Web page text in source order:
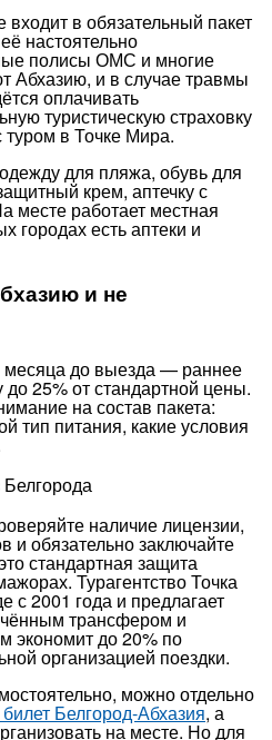
в обязательный пакет
настоятельно
полисы ОМС и многие
и в случае травмы
оплачивать
туристическую страховку
в Точке Мира.
для пляжа, обувь для
крем, аптечку с
месте работает местная
городах есть аптеки и
и не
месяца до выезда — раннее
25% от стандартной цены.
на состав пакета:
тип питания, какие условия
наличие лицензии,
и обязательно заключайте
стандартная защита
Турагентство Точка
с 2001 года и предлагает
трансфером и
экономит до 20% по
организацией поездки.
можно отдельно
Белгород-Абхазия, а
на месте. Но для